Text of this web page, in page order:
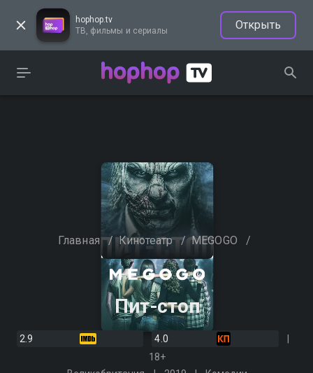
hophop.tv
ТВ, фильмы и сериалы
Открыть
Главная / Кинотеатр / MEGOGO /
Пит-стоп
2.9
4.0
18+